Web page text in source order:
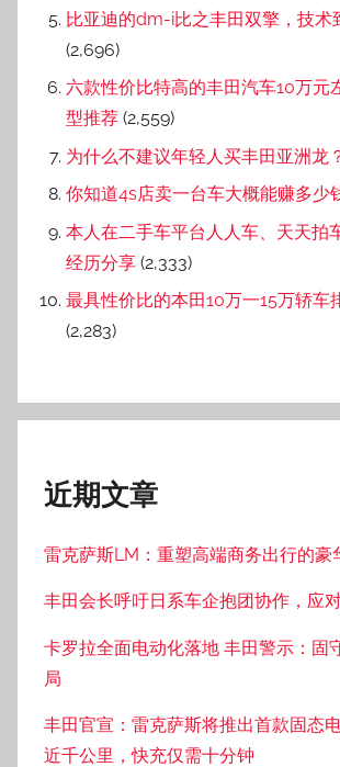
比亚迪的dm-i比之丰田双擎，技术
(2,696)
六款性价比特高的丰田汽车10万元
型推荐 (2,559)
为什么不建议年轻人买丰田亚洲龙
你知道4s店卖一台车大概能赚多少
本人在二手车平台人人车、天天拍
经历分享 (2,333)
最具性价比的本田10万一15万轿车
(2,283)
近期文章
雷克萨斯LM：重塑高端商务出行的豪
丰田会长呼吁日系车企抱团协作，应
卡罗拉全面电动化落地 丰田警示：固
局
丰田官宣：雷克萨斯将推出首款固态
近千公里，快充仅需十分钟